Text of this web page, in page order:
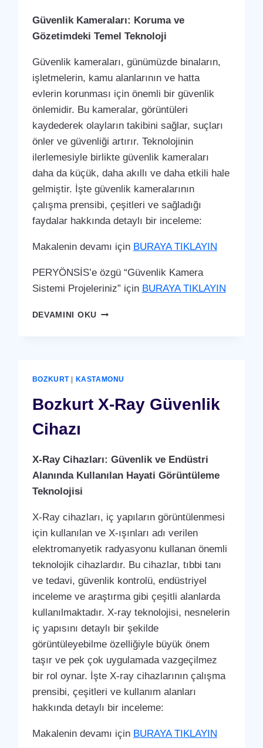
Güvenlik Kameraları: Koruma ve
Gözetimdeki Temel Teknoloji
Güvenlik kameraları, günümüzde binaların,
işletmelerin, kamu alanlarının ve hatta
evlerin korunması için önemli bir güvenlik
önlemidir. Bu kameralar, görüntüleri
kaydederek olayların takibini sağlar, suçları
önler ve güvenliği artırır. Teknolojinin
ilerlemesiyle birlikte güvenlik kameraları
daha da küçük, daha akıllı ve daha etkili hale
gelmiştir. İşte güvenlik kameralarının
çalışma prensibi, çeşitleri ve sağladığı
faydalar hakkında detaylı bir inceleme:
Makalenin devamı için BURAYA TIKLAYIN
PERYÖNSİS’e özgü “Güvenlik Kamera
Sistemi Projeleriniz” için BURAYA TIKLAYIN
DEVAMINI OKUBOZKURT
BOZKURT| KASTAMONU
Bozkurt X-Ray Güvenlik
Cihazı
X-Ray Cihazları: Güvenlik ve Endüstri
Alanında Kullanılan Hayati Görüntüleme
Teknolojisi
X-Ray cihazları, iç yapıların görüntülenmesi
için kullanılan ve X-ışınları adı verilen
elektromanyetik radyasyonu kullanan önemli
teknolojik cihazlardır. Bu cihazlar, tıbbi tanı
ve tedavi, güvenlik kontrolü, endüstriyel
inceleme ve araştırma gibi çeşitli alanlarda
kullanılmaktadır. X-ray teknolojisi, nesnelerin
iç yapısını detaylı bir şekilde
görüntüleyebilme özelliğiyle büyük önem
taşır ve pek çok uygulamada vazgeçilmez
bir rol oynar. İşte X-ray cihazlarının çalışma
prensibi, çeşitleri ve kullanım alanları
hakkında detaylı bir inceleme:
Makalenin devamı için BURAYA TIKLAYIN